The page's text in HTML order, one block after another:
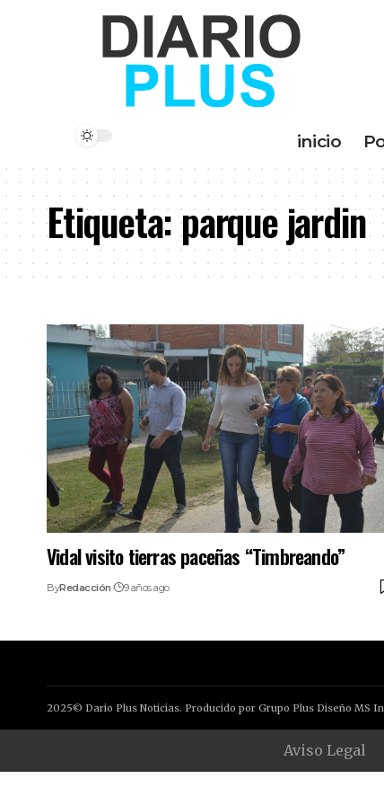
inicio
Etiqueta:parque jardin
Vidal visito tierras paceñas “Timbreando”
ByRedacción 9 años ago
2025© Dario Plus Noticias. Producido por Grupo Plus Diseño MS
Aviso Legal